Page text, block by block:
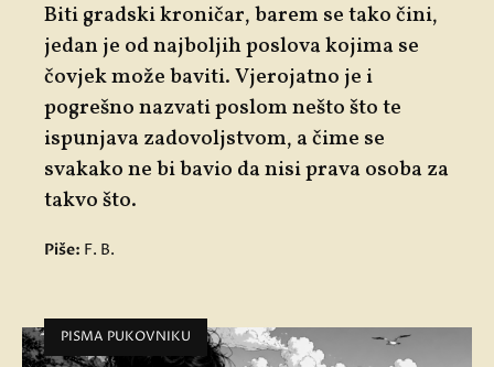
Biti gradski kroničar, barem se tako čini,
jedan je od najboljih poslova kojima se
čovjek može baviti. Vjerojatno je i
pogrešno nazvati poslom nešto što te
ispunjava zadovoljstvom, a čime se
svakako ne bi bavio da nisi prava osoba za
takvo što.
Piše: F. B.
PISMA PUKOVNIKU